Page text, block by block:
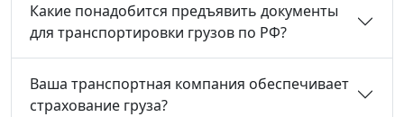
Какие понадобится предъявить документы
для транспортировки грузов по РФ?
Ваша транспортная компания обеспечивает
страхование груза?